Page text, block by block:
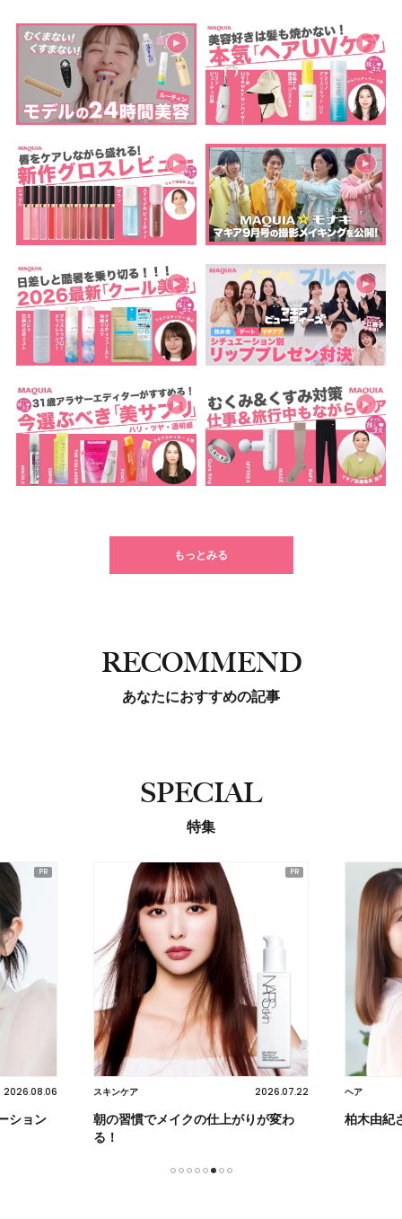
もっとみる
RECOMMEND
あなたにおすすめの記事
SPECIAL
特集
2026.08.06
ション
スキンケア 2026.07.22
朝の習慣でメイクの仕上がりが変わ
る！
ヘア
柏木由紀